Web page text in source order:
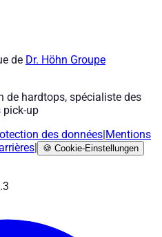
de Dr. Höhn Groupe
de hardtops, spécialiste des
pick-up
des données Mentions
🍪 Cookie-Einstellungen